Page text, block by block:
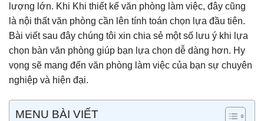
lượng lớn. Khi Khi thiết kế văn phòng làm việc, đây cũng
là nội thất văn phòng cần lên tính toán chọn lựa đầu tiên.
Bài viết sau đây chúng tôi xin chia sẻ một số lưu ý khi lựa
chọn bàn văn phòng giúp bạn lựa chọn dễ dàng hơn. Hy
vọng sẽ mang đến văn phòng làm việc của bạn sự chuyên
nghiệp và hiện đại.
MENU BÀI VIẾT